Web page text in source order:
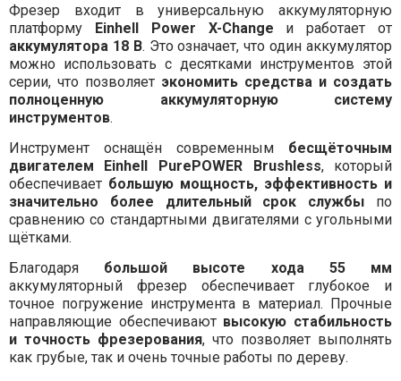
Фрезер входит в универсальную аккумуляторную
платформу Einhell Power X-Change и работает от
аккумулятора 18 В. Это означает, что один аккумулятор
можно использовать с десятками инструментов этой
серии, что позволяет экономить средства и создать
полноценную аккумуляторную систему
инструментов.
Инструмент оснащён современным бесщёточным
двигателем Einhell PurePOWER Brushless, который
обеспечивает большую мощность, эффективность и
значительно более длительный срок службы по
сравнению со стандартными двигателями с угольными
щётками.
Благодаря большой высоте хода 55 мм
аккумуляторный фрезер обеспечивает глубокое и
точное погружение инструмента в материал. Прочные
направляющие обеспечивают высокую стабильность
и точность фрезерования, что позволяет выполнять
как грубые, так и очень точные работы по дереву.